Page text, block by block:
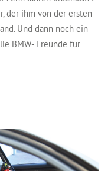
der ihm von der ersten
Und dann noch ein
BMW- Freunde für